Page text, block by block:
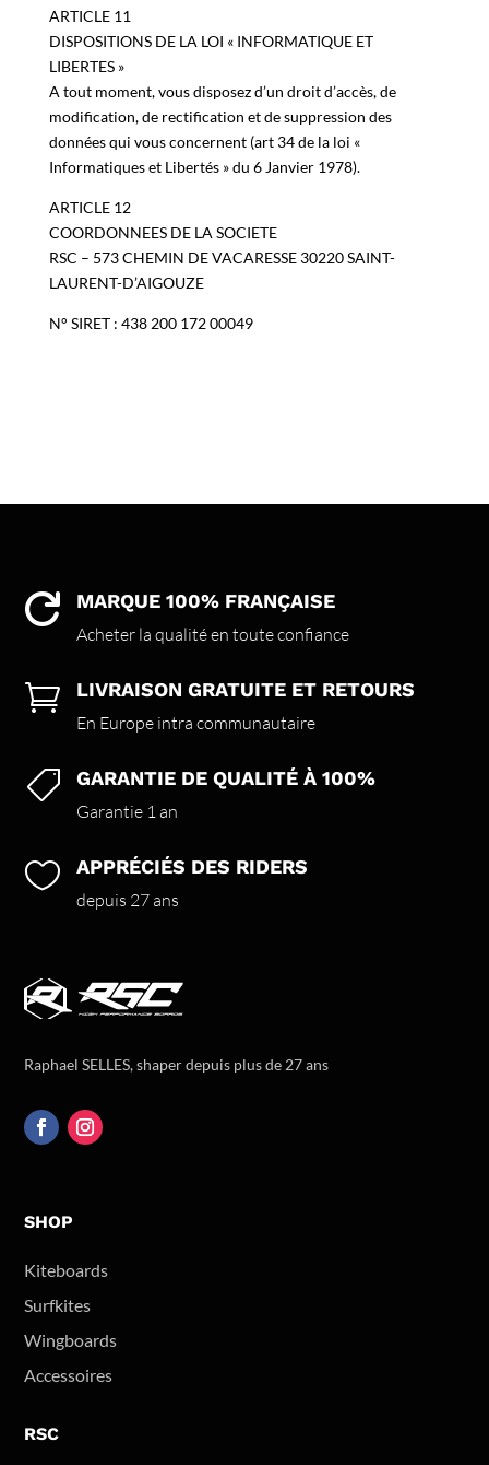
ARTICLE 11
DISPOSITIONS DE LA LOI « INFORMATIQUE ET
LIBERTES »
A tout moment, vous disposez d’un droit d’accès, de
modification, de rectification et de suppression des
données qui vous concernent (art 34 de la loi «
ARTICLE 12
COORDONNEES DE LA SOCIETE
RSC –573 CHEMIN DE VACARESSE 30220 SAINT-
MARQUE 100% FRANÇAISE
LIVRAISON GRATUITE ET RETOURS
GARANTIE DE QUALITÉ À 100%
APPRÉCIÉS DES RIDERS
Kiteboards
Surfkites
Wingboards